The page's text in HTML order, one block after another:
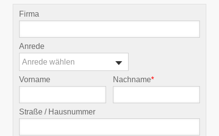
Firma
Anrede
Anrede wählen
Vorname Nachname*
Straße / Hausnummer